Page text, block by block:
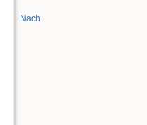
Nach oben